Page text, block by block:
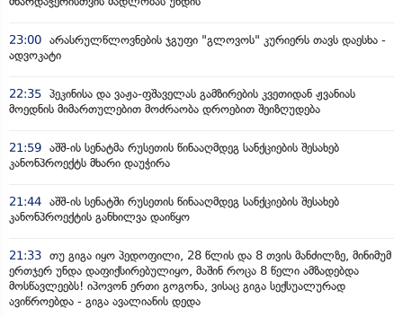
23:00 არასრულწლოვნების ჯგუფი "გლოვოს" კურიერს თავს დაესხა -
ადვოკატი
22:35 პეკინისა და ვაჟა-ფშაველას გამზირების კვეთიდან ჟვანიას
მოედნის მიმართულებით მოძრაობა დროებით შეიზღუდება
21:59 აშშ-ის სენატმა რუსეთის წინააღმდეგ სანქციების შესახებ
კანონპროექტს მხარი დაუჭირა
21:44 აშშ-ის სენატში რუსეთის წინააღმდეგ სანქციების შესახებ
კანონპროექტის განხილვა დაიწყო
21:33 თუ გიგა იყო პედოფილი, 28 წლის და 8 თვის მანძილზე, მინიმუმ
ერთჯერ უნდა დაფიქსირებულიყო, მაშინ როცა 8 წელი ამზადებდა
მოსწავლეებს! იპოვონ ერთი გოგონა, ვისაც გიგა სექსუალურად
ავიწროებდა - გიგა ავალიანის დედა